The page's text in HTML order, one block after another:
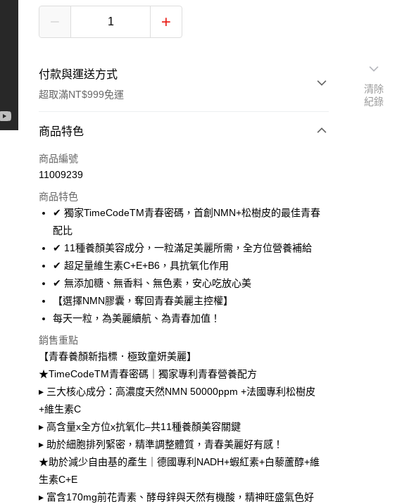
付款與運送方式
超取滿NT$999免運
付款方式
信用卡一次付款
LINE Pay
Apple Pay
悠遊付
大哥付你分期
相關說明
【大哥付你分期使用說明】
2.付款方式選擇「大哥付你分期」，訂單成立後會自動跳轉到大哥付的交易
流程，驗證手機門號後，選擇欲分期的期數、繳款截止日，確認付款後即
3.實際核准額度、可分期數及費用金額請依後續交易確認頁面所載為準。
4.訂單成立30分鐘內，如未前往確認交易或遇審核未通過，訂單將自動取
消。如遇「轉專審核」未通過狀況，表示未達大哥付你分期系統評分，恕
【繳款方式說明】
1.分期款項不併入電信帳單，「大哥付你分期」於每月結算日後寄送繳費提
醒簡訊。
2.透過簡訊連結打開帳單後，可選擇「超商條碼／台灣大直營門市／銀行轉
帳／街口支付／iPASS MONEY」等通路繳費。
相關說明
【關於「AFTEE先享後付」】
AFTEE先享後付是「在收到商品之後才付款」的支付方式。 讓您購物簡單
１．簡單：不需註冊會員、不需綁卡、不需儲值。
２．便利：只要手機號碼，簡訊認證，即可結帳。
３．安心：先確認商品／服務後，再付款。
【「AFTEE先享後付」結帳流程】
１．於結帳方式選擇「AFTEE先享後付」後，將跳轉至「AFTEE先享後
２．訂單成立數日內，您將收到繳費通知簡訊。
３．收到繳費通知簡訊後14天內，點擊此簡訊中的連結，可透過四大超商
ATM付款
貨到付款
運送方式
全家取貨付款
每筆NT$80，滿NT$999(含以上)免運費
商品特色
商品編號
11009239
商品特色
✔ 獨家TimeCodeTM青春密碼，首創NMN+松樹皮的最佳青春
配比
✔ 11種養顏美容成分，一粒滿足美麗所需，全方位營養補給
✔ 超足量維生素C+E+B6，具抗氧化作用
✔ 無添加糖、無香料、無色素，安心吃放心美
【選擇NMN膠囊，奪回青春美麗主控權】
每天一粒，為美麗續航、為青春加值！
銷售重點
【青春養顏新指標．極致童妍美麗】
★TimeCodeTM青春密碼｜獨家專利青春營養配方
▸ 三大核心成分：高濃度天然NMN 50000ppm +法國專利松樹皮
+維生素C
▸ 高含量x全方位x抗氧化–共11種養顏美容關鍵
▸ 助於細胞排列緊密，精準調整體質，青春美麗好有感！
★助於減少自由基的產生｜德國專利NADH+蝦紅素+白藜蘆醇+維
生素C+E
▸ 富含170mg前花青素、酵母鋅與天然有機酸，精神旺盛氣色好
清除
紀錄